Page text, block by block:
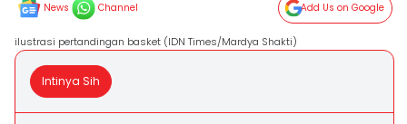
News Channel Add Us on Google
ilustrasi pertandingan basket (IDN Times/Mardya Shakti)
Intinya Sih